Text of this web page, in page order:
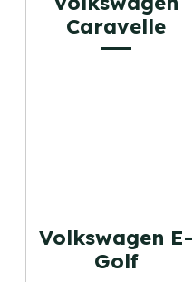
Caravelle
Volkswagen E-
Golf